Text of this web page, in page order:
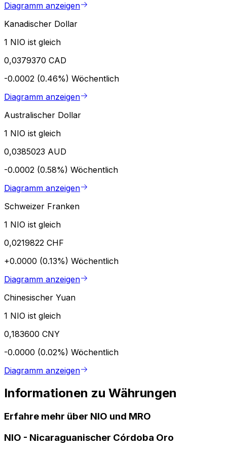
Diagramm anzeigen
Kanadischer Dollar
1 NIO ist gleich
0,0379370 CAD
-0.0002 (0.46%) Wöchentlich
Diagramm anzeigen
Australischer Dollar
1 NIO ist gleich
0,0385023 AUD
-0.0002 (0.58%) Wöchentlich
Diagramm anzeigen
Schweizer Franken
1 NIO ist gleich
0,0219822 CHF
+0.0000 (0.13%) Wöchentlich
Diagramm anzeigen
Chinesischer Yuan
1 NIO ist gleich
0,183600 CNY
-0.0000 (0.02%) Wöchentlich
Diagramm anzeigen
Informationen zu Währungen
Erfahre mehr über NIO und MRO
NIO - Nicaraguanischer Córdoba Oro